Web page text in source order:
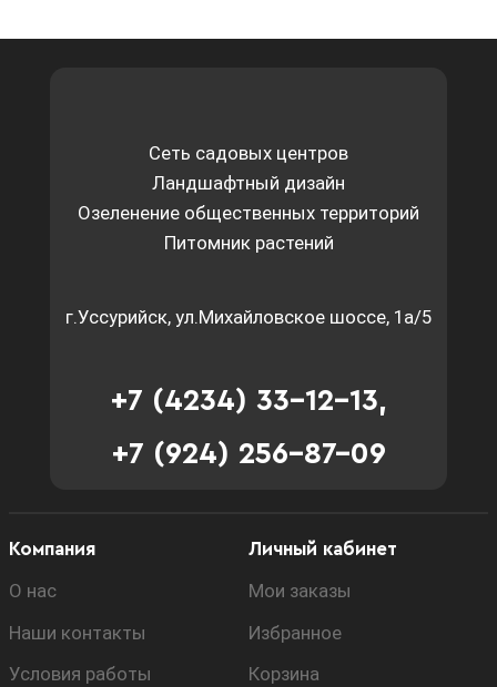
Сеть садовых центров
Ландшафтный дизайн
Озеленение общественных территорий
Питомник растений
г.Уссурийск, ул.Михайловское шоссе, 1а/5
+7 (4234) 33-12-13,
+7 (924) 256-87-09
Компания
О нас
Наши контакты
Условия работы
Личный кабинет
Мои заказы
Избранное
Корзина